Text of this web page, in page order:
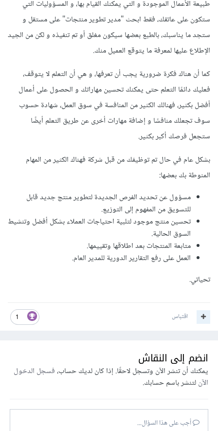
طبيعة الأعمال الموجودة و التي يمكنك القيام بها، و المسؤوليات التي
ستكون على عاتقك، فقط ابحث "مدير تطوير منتجات" على مستقل و
ستجد ما يناسبك، بالطبع بعضها سيكون مغلق أو تم تنفيذه و لكن من الجيد
الإطلاع عليها لمعرفة ما يتوقع العميل منك.
كما أن هناك فكرة ضرورية يجب أن تعرفها، و هي أن التعلم لا يتوقف،
فعليك دائمًا التعلم حتى يمكنك تحسين مهاراتك و الحصول على أعمال
أفضل بكثير، فهنالك الكثير من المنافسة في سوق العمل، شهادة حسوب
سوف تجعلك منافسًا و إضافة مهارات أخرى عن طريق التعلم أيضًا
ستجعل فرصك أكبر بكثير.
بشكل عام في حال تم توظيفك من قبل شركة فهناك الكثير من المهام
المنوطة بك بعضها:
مسؤول عن تحديد الفرص الجديدة لتطوير منتج جديد قابل
للتسويق من المفهوم إلى التوزيع.
تحسين منتج موجود لتلبية احتياجات العملاء بشكل أفضل وتنشيط
السوق الحالية.
متابعة المنتجات بعد اطلاقها وتقييمها.
العمل على رفع التقارير الدورية للمدير العام.
تحياتي.
1 اقتباس
انضم إلى النقاش
يمكنك أن تنشر الآن وتسجل لاحقًا. إذا كان لديك حساب،فسجل الدخول
الآنلتنشر باسم حسابك.
أجب على هذا السؤال...